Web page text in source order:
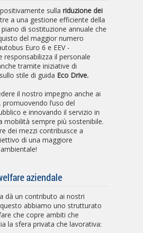
sulla riduzione dei
a una gestione efficiente della
di sostituzione annuale che
del maggior numero
Euro 6 e EEV -
responsabilizza il personale
tramite iniziative di
stile di guida Eco Drive.
il nostro impegno anche ai
l’uso del
e innovando il servizio in
mobilità sempre più sostenibile.
dei mezzi contribuisce a
di una maggiore
aziendale
dà un contributo ai nostri
abbiamo uno strutturato
che copre ambiti che
la sfera privata che lavorativa: